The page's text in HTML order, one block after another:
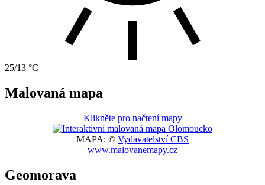
25/13 °C
Malovaná mapa
Klikněte pro načtení mapy
MAPA: © Vydavatelství CBS
www.malovanemapy.cz
Geomorava